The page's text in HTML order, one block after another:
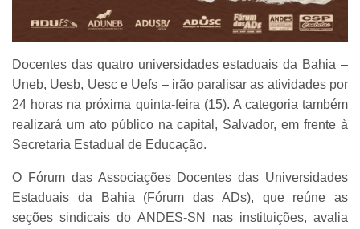
Docentes das quatro universidades estaduais da Bahia –
Uneb, Uesb, Uesc e Uefs – irão paralisar as atividades por
24 horas na próxima quinta-feira (15). A categoria também
realizará um ato público na capital, Salvador, em frente à
Secretaria Estadual de Educação.
O Fórum das Associações Docentes das Universidades
Estaduais da Bahia (Fórum das ADs), que reúne as
seções sindicais do ANDES-SN nas instituições, avalia